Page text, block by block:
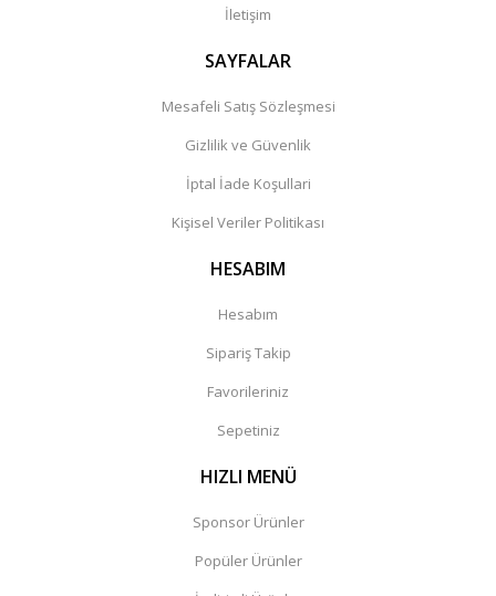
İletişim
SAYFALAR
Mesafeli Satış Sözleşmesi
Gizlilik ve Güvenlik
İptal İade Koşullari
Kişisel Veriler Politikası
HESABIM
Hesabım
Sipariş Takip
Favorileriniz
Sepetiniz
HIZLI MENÜ
Sponsor Ürünler
Popüler Ürünler